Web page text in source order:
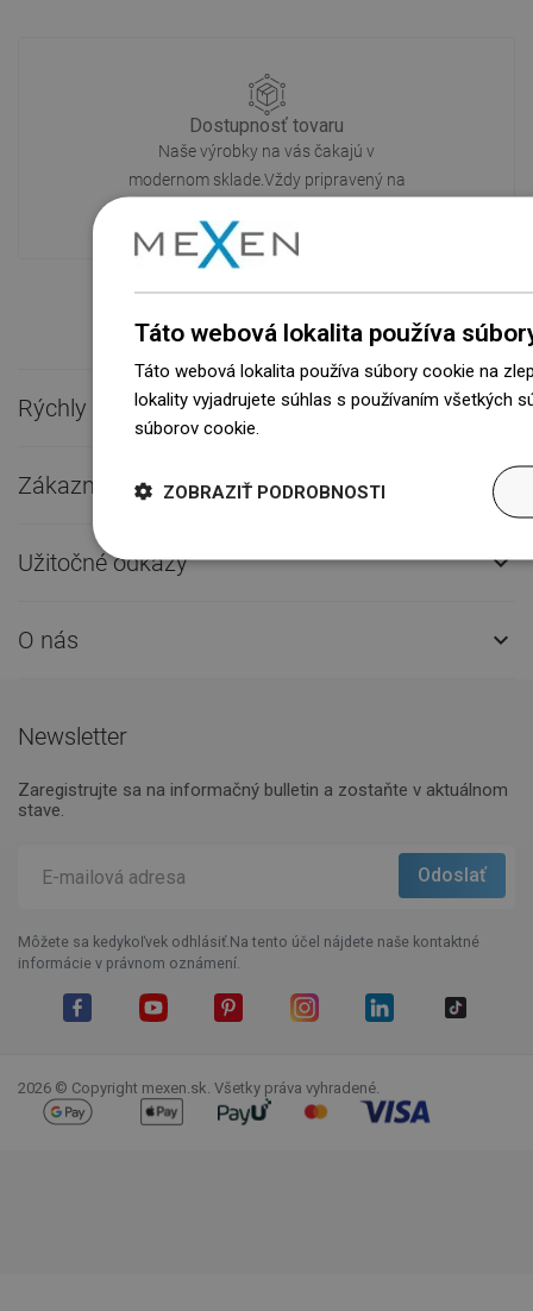
Dostupnosť tovaru
Naše výrobky na vás čakajú v
modernom sklade.Vždy pripravený na
Rýchly kontakt 
Zákaznícky servis 
Užitočné odkazy 
O nás 
Newsletter
Zaregistrujte sa na informačný bulletin a zostaňte v aktuálnom
stave.
Môžete sa kedykoľvek odhlásiť.Na tento účel nájdete naše kontaktné
informácie v právnom oznámení.
2026 © Copyright mexen.sk. Všetky práva vyhradené.
Táto webová lokalita používa
Táto webová lokalita používa súbory cookie na
lokality vyjadrujete súhlas s používaním všetkých
súborov cookie.
ZOBRAZIŤ PODROBNOSTI